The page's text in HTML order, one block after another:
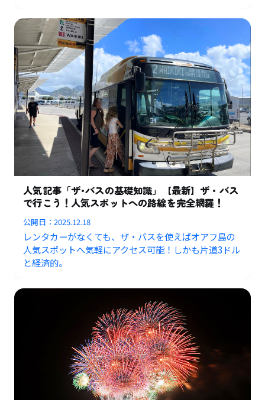
人気記事「ザ･バスの基礎知識」【最新】ザ・バス
で行こう！人気スポットへの路線を完全網羅！
公開日：2025.12.18
レンタカーがなくても、ザ・バスを使えばオアフ島の
人気スポットへ気軽にアクセス可能！しかも片道3ドル
と経済的。